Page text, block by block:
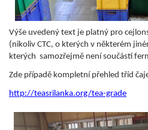
Výše uvedený text je platný pro
(nikoliv CTC, o kterých v některém
kterých samozřejmě není součástí
Zde případě kompletní přehled tříd
http://teasrilanka.org/tea-grade